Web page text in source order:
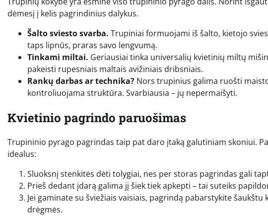
dėmesį į kelis pagrindinius dalykus.
Šalto sviesto svarba. Trupiniai formuojami iš šalto, kietojo
taps lipnūs, praras savo lengvumą.
Tinkami miltai. Geriausiai tinka universalių kvietinių miltų
pakeisti rupesniais maltais avižiniais dribsniais.
Rankų darbas ar technika? Nors trupinius galima ruošti
kontroliuojama struktūra. Svarbiausia – jų nepermaišyti.
Kvietinio pagrindo paruošimas
Trupininio pyrago pagrindas taip pat daro įtaką galutiniam skoniui.
idealus:
Sluoksnį stenkitės dėti tolygiai, nes per storas pagrindas gali
Prieš dedant įdarą galima jį šiek tiek apkepti – tai suteiks
Jei gaminate su šviežiais vaisiais, pagrindą pabarstykite
drėgmės.